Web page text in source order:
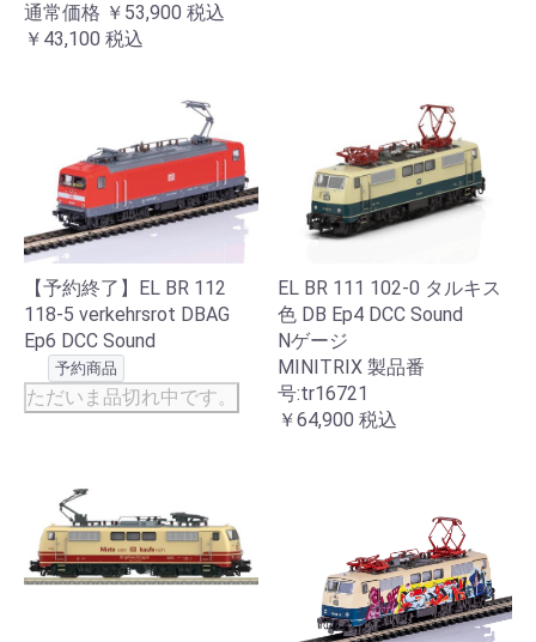
通常価格 ￥53,900 税込
￥43,100 税込
【予約終了】EL BR 112
118-5 verkehrsrot DBAG
Ep6 DCC Sound
予約商品
ただいま品切れ中です。
EL BR 111 102-0 タルキス
色 DB Ep4 DCC Sound
Nゲージ
MINITRIX 製品番
号:tr16721
￥64,900 税込